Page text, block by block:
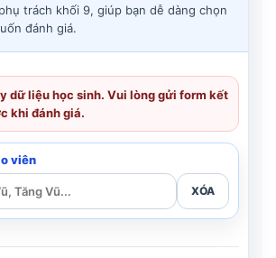
trách khối 9, giúp bạn dễ dàng chọn
đánh giá.
dữ liệu học sinh. Vui lòng gửi form kết
khi đánh giá.
viên
XÓA